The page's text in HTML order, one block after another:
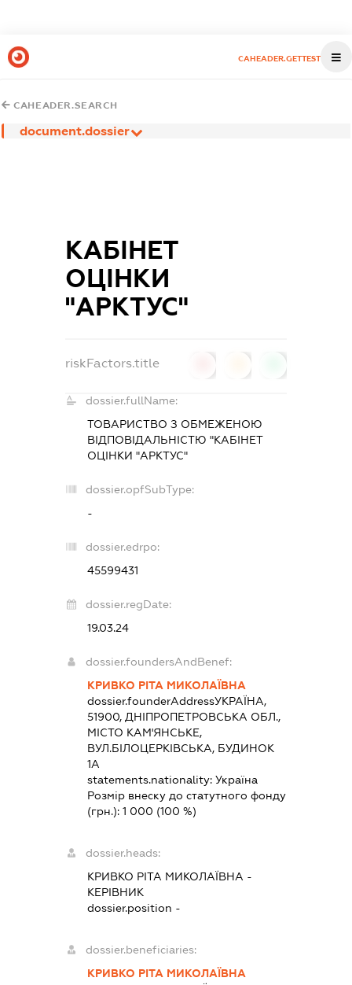
CAHEADER.GETTEST
CAHEADER.SEARCH
document.dossier
КАБІНЕТ
ОЦІНКИ
"АРКТУС"
riskFactors.title
dossier.fullName:
ТОВАРИСТВО З ОБМЕЖЕНОЮ
ВІДПОВІДАЛЬНІСТЮ "КАБІНЕТ
ОЦІНКИ "АРКТУС"
dossier.opfSubType:
-
dossier.edrpo:
45599431
dossier.regDate:
19.03.24
dossier.foundersAndBenef:
КРИВКО РІТА МИКОЛАЇВНА
dossier.founderAddressУКРАЇНА,
51900, ДНІПРОПЕТРОВСЬКА ОБЛ.,
МІСТО КАМ'ЯНСЬКЕ,
ВУЛ.БІЛОЦЕРКІВСЬКА, БУДИНОК
1А
statements.nationality: Україна
Розмір внеску до статутного фонду
(грн.): 1 000 (100 %)
dossier.heads:
КРИВКО РІТА МИКОЛАЇВНА -
КЕРІВНИК
dossier.position -
dossier.beneficiaries:
КРИВКО РІТА МИКОЛАЇВНА